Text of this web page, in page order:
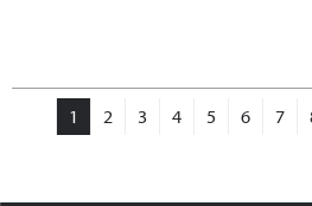
1 2 3 4 5 6 7